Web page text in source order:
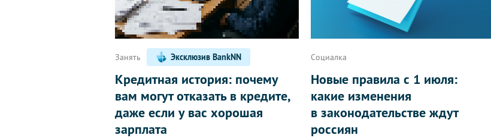
Занять Эксклюзив BankNN
Кредитная история: почему
вам могут отказать в кредите,
даже если у вас хорошая
зарплата
Социалка
Новые правила с 1 июля:
какие изменения
в законодательстве ждут
россиян